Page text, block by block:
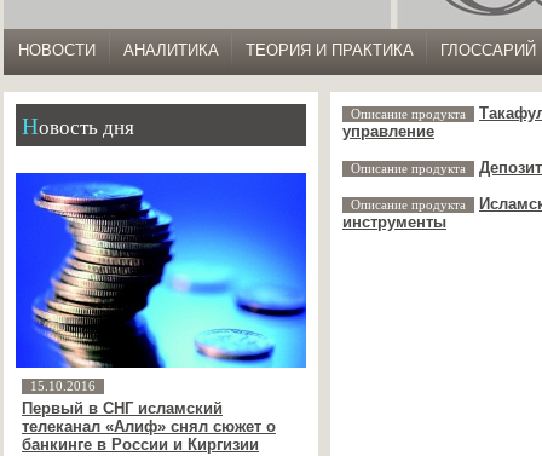
НОВОСТИ АНАЛИТИКА ТЕОРИЯ И ПРАКТИКА ГЛОССАРИЙ
Новость дня
15.10.2016
Первый в СНГ исламский
телеканал «Алиф» снял сюжет о
банкинге в России и Киргизии
Описание продукта
управление
Описание продукта
Описание продукта
инструменты